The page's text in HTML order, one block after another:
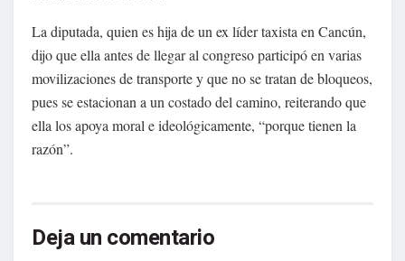
La diputada, quien es hija de un ex líder taxista en Cancún,
dijo que ella antes de llegar al congreso participó en varias
movilizaciones de transporte y que no se tratan de bloqueos,
pues se estacionan a un costado del camino, reiterando que
ella los apoya moral e ideológicamente, “porque tienen la
razón”.
Deja un comentario